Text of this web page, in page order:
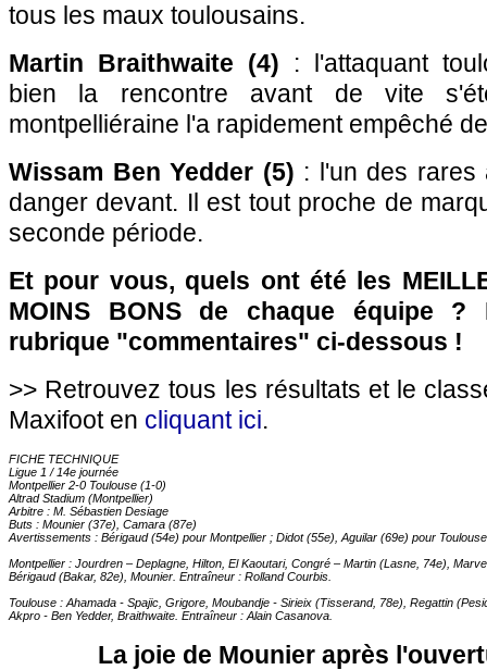
tous les maux toulousains.
Martin Braithwaite (4) : l'attaquant
bien la rencontre avant de vite
montpelliéraine l'a rapidement empêché
Wissam Ben Yedder (5) : l'un des rares
danger devant. Il est tout proche de
seconde période.
Et pour vous, quels ont été les
MOINS BONS de chaque équipe ?
rubrique "commentaires" ci-dessous !
>> Retrouvez tous les résultats et le
Maxifoot en cliquant ici.
FICHE TECHNIQUE
Ligue 1 / 14e journée
Montpellier 2-0 Toulouse (1-0)
Altrad Stadium (Montpellier)
Arbitre : M. Sébastien Desiage
Buts : Mounier (37e), Camara (87e)
Avertissements : Bérigaud (54e) pour Montpellier ; Didot (55e), Aguilar (69e) pour Toulouse
Montpellier : Jourdren – Deplagne, Hilton, El Kaoutari, Congré – Martin (Lasne, 74e),
Bérigaud (Bakar, 82e), Mounier. Entraîneur : Rolland Courbis.
Toulouse : Ahamada - Spajic, Grigore, Moubandje - Sirieix (Tisserand, 78e), Regattin
Akpro - Ben Yedder, Braithwaite. Entraîneur : Alain Casanova.
La joie de Mounier après